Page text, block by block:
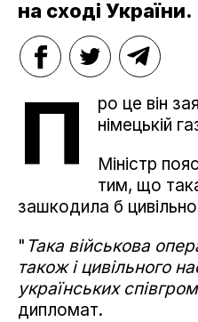
на сході України.
П
ро це він
німецькій
Міністр
тим, що
зашкодила б
" Така військова
також і цивільного
українських
дипломат.